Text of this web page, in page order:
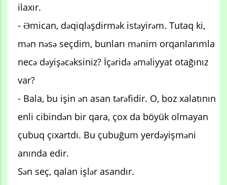
ilaxır.
- Əmican, dəqiqləşdirmək istəyirəm. Tutaq ki,
mən nəsə seçdim, bunları mənim orqanlarımla
necə dəyişəcəksiniz? İçəridə əməliyyat otağınız
var?
- Bala, bu işin ən asan tərəfidir. O, boz xalatının
enli cibindən bir qara, çox da böyük olmayan
çubuq çıxartdı. Bu çubuğum yerdəyişməni
anında edir.
Sən seç, qalan işlər asandır.